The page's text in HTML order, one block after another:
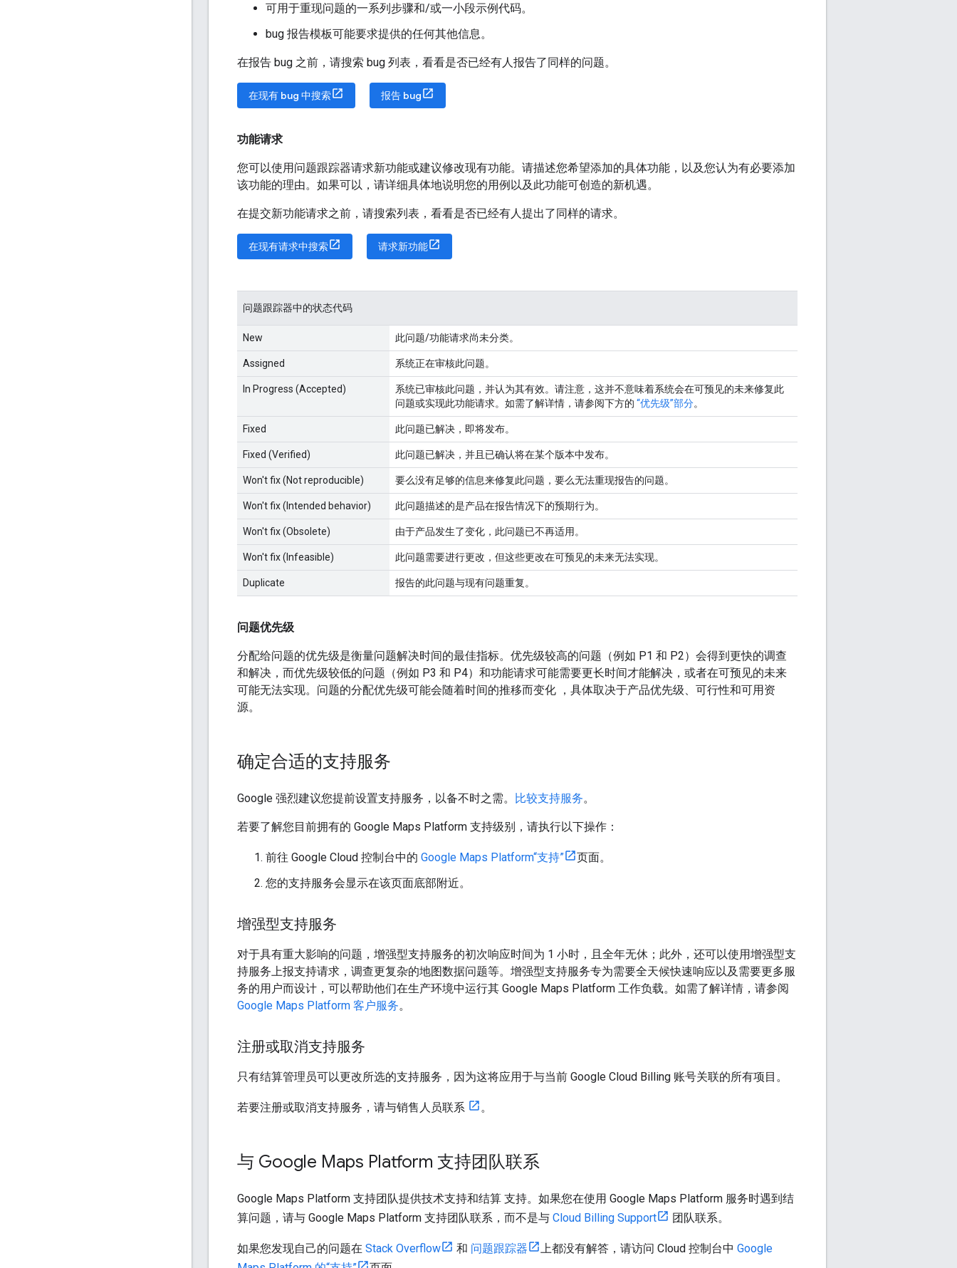
可用于重现问题的一系列步骤和/或一小段示例代码。
bug 报告模板可能要求提供的任何其他信息。
在报告 bug 之前，请搜索 bug 列表，看看是否已经有人报告了同样的问题。
在现有 bug 中搜索 报告 bug
功能请求
您可以使用问题跟踪器请求新功能或建议修改现有功能。请描述您希望添加的具体功能，以及您认为有必要添加
该功能的理由。如果可以，请详细具体地说明您的用例以及此功能可创造的新机遇。
在提交新功能请求之前，请搜索列表，看看是否已经有人提出了同样的请求。
在现有请求中搜索 请求新功能
问题跟踪器中的状态代码
New 此问题/功能请求尚未分类。
Assigned 系统正在审核此问题。
In Progress (Accepted)
系统已审核此问题，并认为其有效。请注意，这并不意味着系统会在可预见的未来修复此
问题或实现此功能请求。如需了解详情，请参阅下方的 “优先级”部分。
Fixed 此问题已解决，即将发布。
Fixed (Verified) 此问题已解决，并且已确认将在某个版本中发布。
Won't fix (Not reproducible) 要么没有足够的信息来修复此问题，要么无法重现报告的问题。
Won't fix (Intended behavior) 此问题描述的是产品在报告情况下的预期行为。
Won't fix (Obsolete) 由于产品发生了变化，此问题已不再适用。
Won't fix (Infeasible) 此问题需要进行更改，但这些更改在可预见的未来无法实现。
Duplicate 报告的此问题与现有问题重复。
问题优先级
分配给问题的优先级是衡量问题解决时间的最佳指标。优先级较高的问题（例如 P1 和 P2）会得到更快的调查
和解决，而优先级较低的问题（例如 P3 和 P4）和功能请求可能需要更长时间才能解决，或者在可预见的未来
可能无法实现。问题的分配优先级可能会随着时间的推移而变化 ，具体取决于产品优先级、可行性和可用资
源。
确定合适的支持服务
Google 强烈建议您提前设置支持服务，以备不时之需。 比较支持服务。
若要了解您目前拥有的 Google Maps Platform 支持级别，请执行以下操作：
前往 Google Cloud 控制台中的 Google Maps Platform“支持”
页面。
您的支持服务会显示在该页面底部附近。
增强型支持服务
对于具有重大影响的问题，增强型支持服务的初次响应时间为 1 小时，且全年无休；此外，还可以使用增强型支
持服务上报支持请求，调查更复杂的地图数据问题等。增强型支持服务专为需要全天候快速响应以及需要更多服
务的用户而设计，可以帮助他们在生产环境中运行其 Google Maps Platform 工作负载。如需了解详情，请参阅
Google Maps Platform 客户服务。
注册或取消支持服务
只有结算管理员可以更改所选的支持服务，因为这将应用于与当前 Google Cloud Billing 账号关联的所有项目。
若要注册或取消支持服务，请与销售人员联系 。
与 Google Maps Platform 支持团队联系
Google Maps Platform 支持团队提供技术支持和结算 支持。如果您在使用 Google Maps Platform 服务时遇到结
算问题，请与 Google Maps Platform 支持团队联系，而不是与 Cloud Billing Support 团队联系。
如果您发现自己的问题在 Stack Overflow 和 问题跟踪器 上都没有解答，请访问 Cloud 控制台中 Google